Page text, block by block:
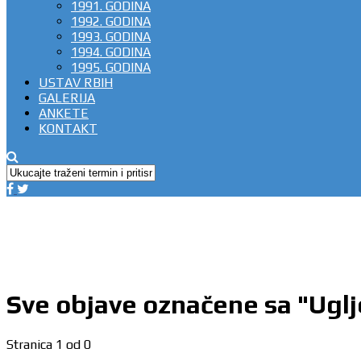
1991. GODINA
1992. GODINA
1993. GODINA
1994. GODINA
1995. GODINA
USTAV RBIH
GALERIJA
ANKETE
KONTAKT
Sve objave označene sa
Stranica 1 od 0